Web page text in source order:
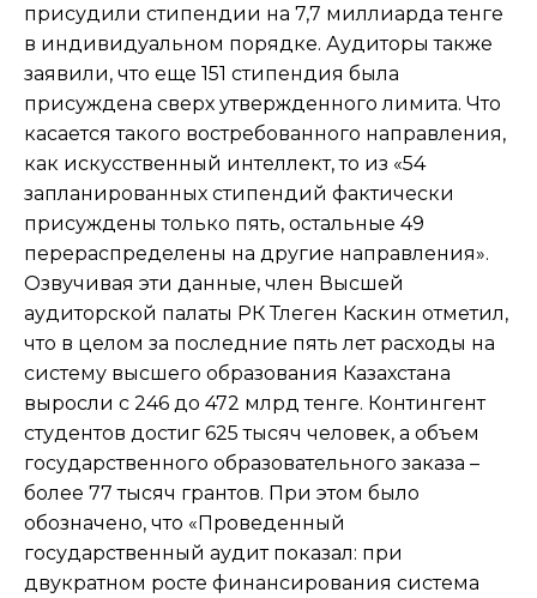
присудили стипендии на 7,7 миллиарда тенге
в индивидуальном порядке. Аудиторы также
заявили, что еще 151 стипендия была
присуждена сверх утвержденного лимита. Что
касается такого востребованного направления,
как искусственный интеллект, то из «54
запланированных стипендий фактически
присуждены только пять, остальные 49
перераспределены на другие направления».
Озвучивая эти данные, член Высшей
аудиторской палаты РК Тлеген Каскин отметил,
что в целом за последние пять лет расходы на
систему высшего образования Казахстана
выросли с 246 до 472 млрд тенге. Контингент
студентов достиг 625 тысяч человек, а объем
государственного образовательного заказа –
более 77 тысяч грантов. При этом было
обозначено, что «Проведенный
государственный аудит показал: при
двукратном росте финансирования система